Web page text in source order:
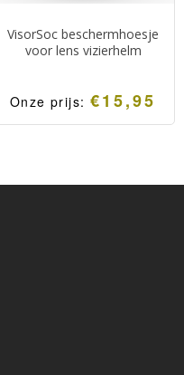
VisorSoc beschermhoesje
voor lens vizierhelm
Onze prijs: €15,95